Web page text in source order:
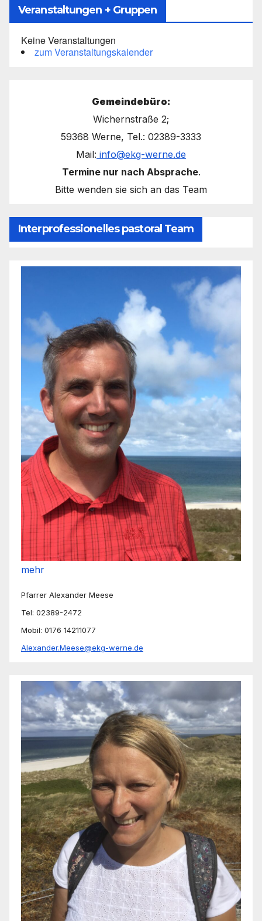
Veranstaltungen + Gruppen
Keine Veranstaltungen
zum Veranstaltungskalender
Gemeindebüro:
Wichernstraße 2;
59368 Werne, Tel.: 02389-3333
Mail: info@ekg-werne.de
Termine nur nach Absprache.
Bitte wenden sie sich an das Team
Interprofessionelles pastoral Team
mehr
Pfarrer Alexander Meese
Tel: 02389-2472
Mobil: 0176 14211077
Alexander.Meese@ekg-werne.de